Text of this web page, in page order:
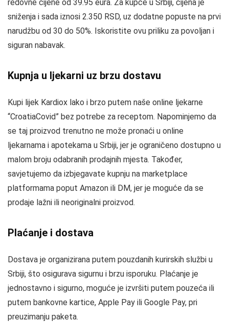
redovne cijene od 39.95 eura. Za kupce u Srbiji, cijena je
sniženja i sada iznosi 2.350 RSD, uz dodatne popuste na prvi
narudžbu od 30 do 50%. Iskoristite ovu priliku za povoljan i
siguran nabavak.
Kupnja u ljekarni uz brzu dostavu
Kupi lijek Kardiox lako i brzo putem naše online ljekarne
“CroatiaCovid” bez potrebe za receptom. Napominjemo da
se taj proizvod trenutno ne može pronaći u online
ljekarnama i apotekama u Srbiji, jer je ograničeno dostupno u
malom broju odabranih prodajnih mjesta. Također,
savjetujemo da izbjegavate kupnju na marketplace
platformama poput Amazon ili DM, jer je moguće da se
prodaje lažni ili neoriginalni proizvod.
Plaćanje i dostava
Dostava je organizirana putem pouzdanih kurirskih službi u
Srbiji, što osigurava sigurnu i brzu isporuku. Plaćanje je
jednostavno i sigurno, moguće je izvršiti putem pouzeća ili
putem bankovne kartice, Apple Pay ili Google Pay, pri
preuzimanju paketa.